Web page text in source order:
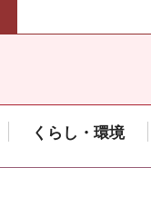
くらし・環境